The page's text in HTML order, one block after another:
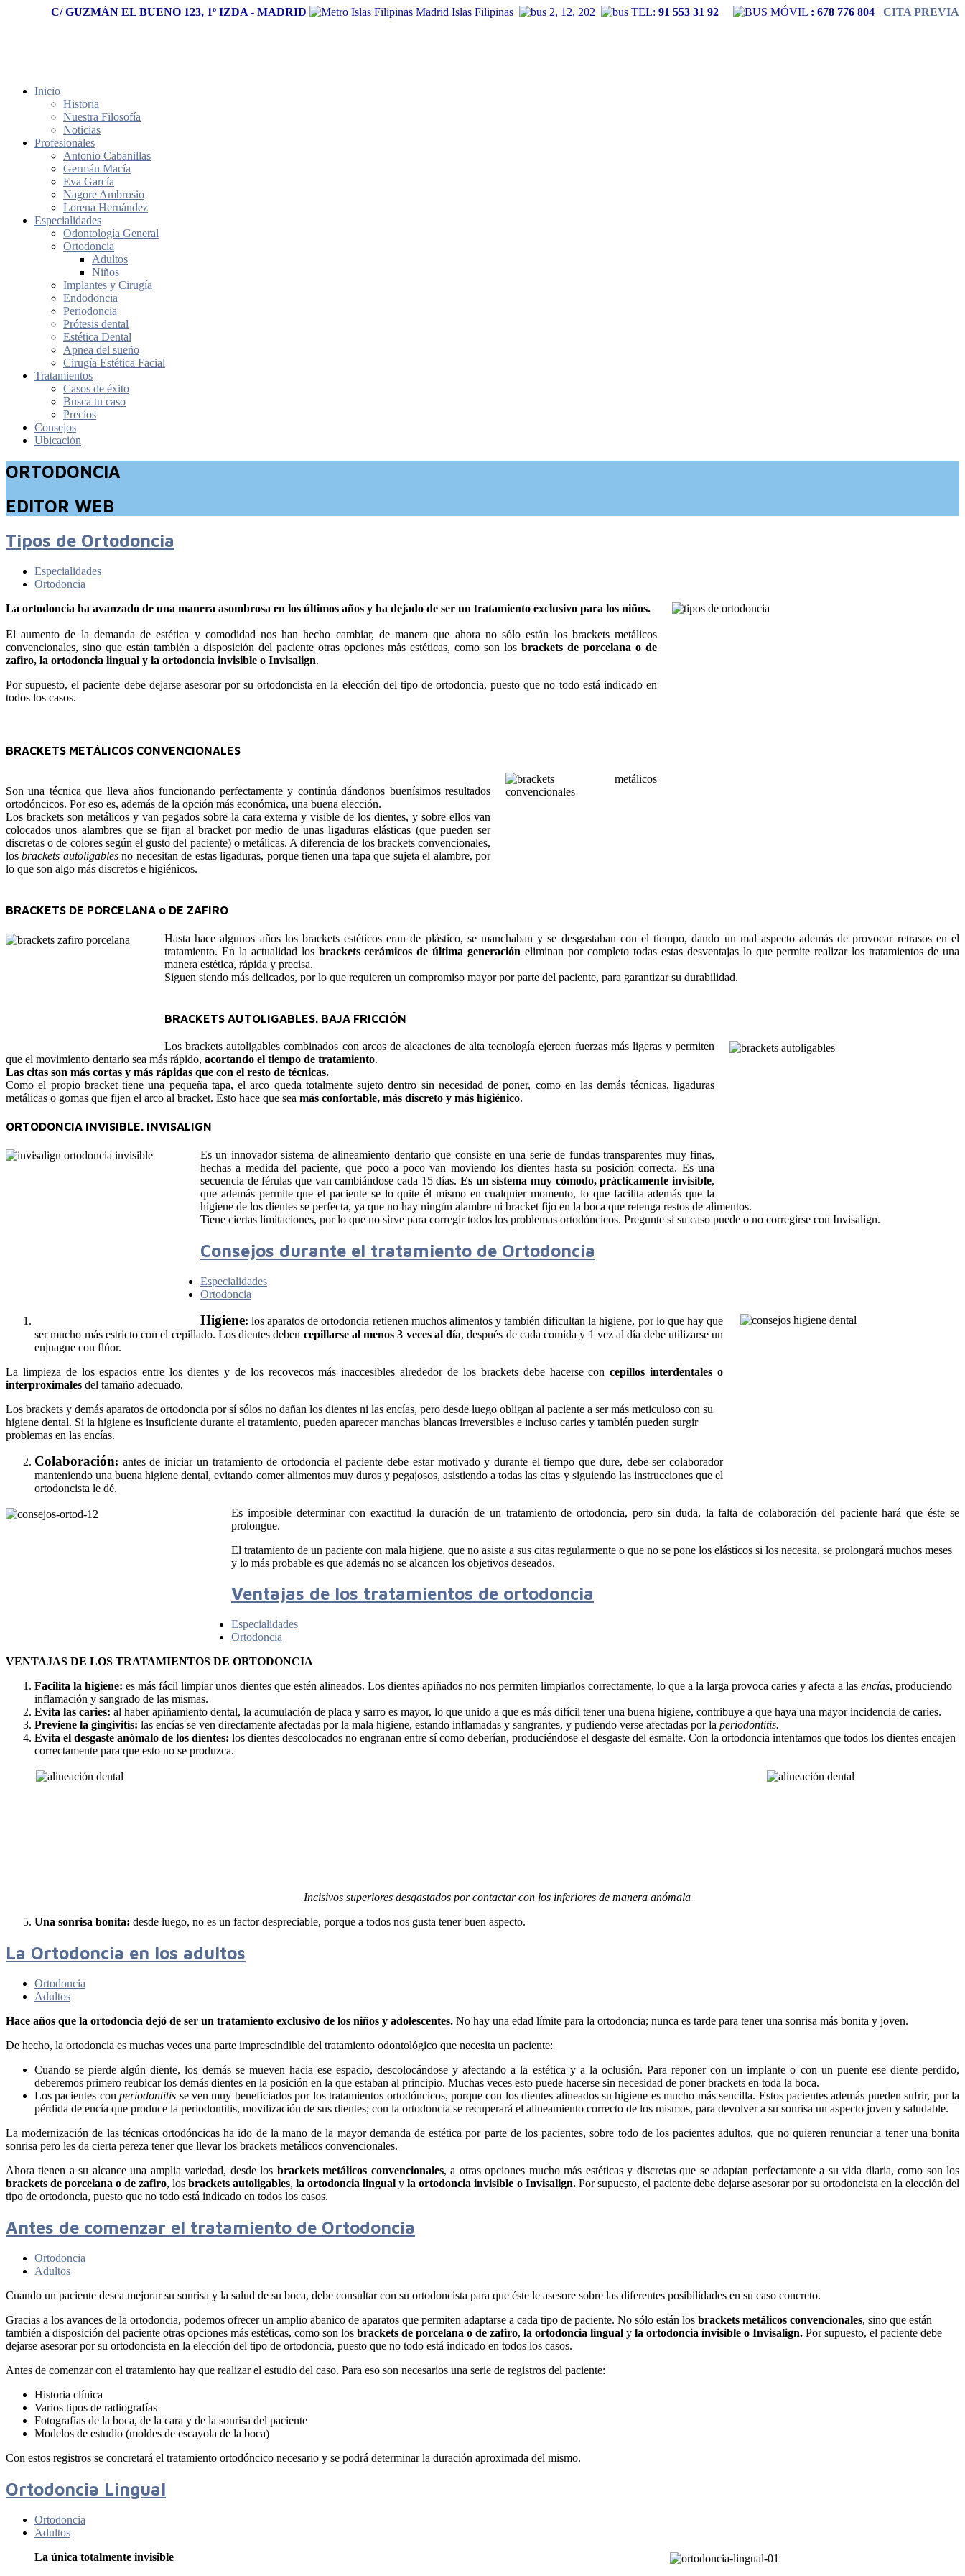
C/ GUZMÁN EL BUENO 123, 1º IZDA - MADRID Islas Filipinas 2, 12, 202 TEL: 91 553 31 92 MÓVIL : 678 776 804 CITA PREVIA
Inicio
Historia
Nuestra Filosofía
Noticias
Profesionales
Antonio Cabanillas
Germán Macía
Eva García
Nagore Ambrosio
Lorena Hernández
Especialidades
Odontología General
Ortodoncia
Adultos
Niños
Implantes y Cirugía
Endodoncia
Periodoncia
Prótesis dental
Estética Dental
Apnea del sueño
Cirugía Estética Facial
Tratamientos
Casos de éxito
Busca tu caso
Precios
Consejos
Ubicación
ORTODONCIA
EDITOR WEB
Tipos de Ortodoncia
Especialidades
Ortodoncia
La ortodoncia ha avanzado de una manera asombrosa en los últimos años y ha dejado de ser un tratamiento exclusivo para los niños.
El aumento de la demanda de estética y comodidad nos han hecho cambiar, de manera que ahora no sólo están los brackets metálicos
convencionales, sino que están también a disposición del paciente otras opciones más estéticas, como son losbrackets de porcelana o de
zafiro, la ortodoncia lingual y la ortodoncia invisible o Invisalign.
Por supuesto, el paciente debe dejarse asesorar por su ortodoncista en la elección del tipo de ortodoncia, puesto que no todo está indicado en
todos los casos.
BRACKETS METÁLICOS CONVENCIONALES
Son una técnica que lleva años funcionando perfectamente y continúa dándonos buenísimos resultados
ortodóncicos. Por eso es, además de la opción más económica, una buena elección.
Los brackets son metálicos y van pegados sobre la cara externa y visible de los dientes, y sobre ellos van
colocados unos alambres que se fijan al bracket por medio de unas ligaduras elásticas (que pueden ser
discretas o de colores según el gusto del paciente) o metálicas. A diferencia de los brackets convencionales,
losbrackets autoligablesno necesitan de estas ligaduras, porque tienen una tapa que sujeta el alambre, por
lo que son algo más discretos e higiénicos.
BRACKETS DE PORCELANA o DE ZAFIRO
Hasta hace algunos años los brackets estéticos eran de plástico, se manchaban y se desgastaban con el tiempo, dando un mal aspecto además de provocar retrasos en el
tratamiento. En la actualidad los brackets cerámicos de última generación eliminan por completo todas estas desventajas lo que permite realizar los tratamientos de una
manera estética, rápida y precisa.
Siguen siendo más delicados, por lo que requieren un compromiso mayor por parte del paciente, para garantizar su durabilidad.
BRACKETS AUTOLIGABLES. BAJA FRICCIÓN
Los brackets autoligables combinados con arcos de aleaciones de alta tecnología ejercen fuerzas más ligeras y permiten
que el movimiento dentario sea más rápido, acortando el tiempo de tratamiento.
Las citas son más cortas y más rápidas que con el resto de técnicas.
Como el propio bracket tiene una pequeña tapa, el arco queda totalmente sujeto dentro sin necesidad de poner, como en las demás técnicas, ligaduras
metálicas o gomas que fijen el arco al bracket. Esto hace que sea más confortable, más discreto y más higiénico.
ORTODONCIA INVISIBLE. INVISALIGN
Es un innovador sistema de alineamiento dentario que consiste en una serie de fundas transparentes muy finas,
hechas a medida del paciente, que poco a poco van moviendo los dientes hasta su posición correcta. Es una
secuencia de férulas que van cambiándose cada 15 días. Es un sistema muy cómodo, prácticamente invisible,
que además permite que el paciente se lo quite él mismo en cualquier momento, lo que facilita además que la
higiene de los dientes se perfecta, ya que no hay ningún alambre ni bracket fijo en la boca que retenga restos de alimentos.
Tiene ciertas limitaciones, por lo que no sirve para corregir todos los problemas ortodóncicos. Pregunte si su caso puede o no corregirse con Invisalign.
Consejos durante el tratamiento de Ortodoncia
Especialidades
Ortodoncia
Higiene: los aparatos de ortodoncia retienen muchos alimentos y también dificultan la higiene, por lo que hay que
ser mucho más estricto con el cepillado. Los dientes deben cepillarse al menos 3 veces al día, después de cada comida y 1 vez al día debe utilizarse un
enjuague con flúor.
La limpieza de los espacios entre los dientes y de los recovecos más inaccesibles alrededor de los brackets debe hacerse concepillos interdentales o
interproximales del tamaño adecuado.
Los brackets y demás aparatos de ortodoncia por sí sólos no dañan los dientes ni las encías, pero desde luego obligan al paciente a ser más meticuloso con su
higiene dental. Si la higiene es insuficiente durante el tratamiento, pueden aparecer manchas blancas irreversibles e incluso caries y también pueden surgir
problemas en las encías.
Colaboración: antes de iniciar un tratamiento de ortodoncia el paciente debe estar motivado y durante el tiempo que dure, debe ser colaborador
manteniendo una buena higiene dental, evitando comer alimentos muy duros y pegajosos, asistiendo a todas las citas y siguiendo las instrucciones que el
ortodoncista le dé.
Es imposible determinar con exactitud la duración de un tratamiento de ortodoncia, pero sin duda, la falta de colaboración del paciente hará que éste se
prolongue.
El tratamiento de un paciente con mala higiene, que no asiste a sus citas regularmente o que no se pone los elásticos si los necesita, se prolongará muchos meses
y lo más probable es que además no se alcancen los objetivos deseados.
Ventajas de los tratamientos de ortodoncia
Especialidades
Ortodoncia
VENTAJAS DE LOS TRATAMIENTOS DE ORTODONCIA
Facilita la higiene: es más fácil limpiar unos dientes que estén alineados. Los dientes apiñados no nos permiten limpiarlos correctamente, lo que a la larga provoca caries y afecta a las encías, produciendo
inflamación y sangrado de las mismas.
Evita las caries: al haber apiñamiento dental, la acumulación de placa y sarro es mayor, lo que unido a que es más difícil tener una buena higiene, contribuye a que haya una mayor incidencia de caries.
Previene la gingivitis: las encías se ven directamente afectadas por la mala higiene, estando inflamadas y sangrantes, y pudiendo verse afectadas por la periodontitis.
Evita el desgaste anómalo de los dientes: los dientes descolocados no engranan entre sí como deberían, produciéndose el desgaste del esmalte. Con la ortodoncia intentamos que todos los dientes encajen
correctamente para que esto no se produzca.
Incisivos superiores desgastados por contactar con los inferiores de manera anómala
Una sonrisa bonita: desde luego, no es un factor despreciable, porque a todos nos gusta tener buen aspecto.
La Ortodoncia en los adultos
Ortodoncia
Adultos
Hace años que la ortodoncia dejó de ser un tratamiento exclusivo de los niños y adolescentes. No hay una edad límite para la ortodoncia; nunca es tarde para tener una sonrisa más bonita y joven.
De hecho, la ortodoncia es muchas veces una parte imprescindible del tratamiento odontológico que necesita un paciente:
Cuando se pierde algún diente, los demás se mueven hacia ese espacio, descolocándose y afectando a la estética y a la oclusión. Para reponer con un implante o con un puente ese diente perdido,
deberemos primero reubicar los demás dientes en la posición en la que estaban al principio. Muchas veces esto puede hacerse sin necesidad de poner brackets en toda la boca.
Los pacientes conperiodontitis se ven muy beneficiados por los tratamientos ortodóncicos, porque con los dientes alineados su higiene es mucho más sencilla. Estos pacientes además pueden sufrir, por la
pérdida de encía que produce la periodontitis, movilización de sus dientes; con la ortodoncia se recuperará el alineamiento correcto de los mismos, para devolver a su sonrisa un aspecto joven y saludable.
La modernización de las técnicas ortodóncicas ha ido de la mano de la mayor demanda de estética por parte de los pacientes, sobre todo de los pacientes adultos, que no quieren renunciar a tener una bonita
sonrisa pero les da cierta pereza tener que llevar los brackets metálicos convencionales.
Ahora tienen a su alcance una amplia variedad, desde los brackets metálicos convencionales, a otras opciones mucho más estéticas y discretas que se adaptan perfectamente a su vida diaria, como son los
brackets de porcelana ode zafiro, losbrackets autoligables,la ortodoncia lingual y la ortodoncia invisible o Invisalign.Por supuesto, el paciente debe dejarse asesorar por su ortodoncista en la elección del
tipo de ortodoncia, puesto que no todo está indicado en todos los casos.
Antes de comenzar el tratamiento de Ortodoncia
Ortodoncia
Adultos
Cuando un paciente desea mejorar su sonrisa y la salud de su boca, debe consultar con su ortodoncista para que éste le asesore sobre las diferentes posibilidades en su caso concreto.
Gracias a los avances de la ortodoncia, podemos ofrecer un amplio abanico de aparatos que permiten adaptarse a cada tipo de paciente. No sólo están los brackets metálicos convencionales, sino que están
también a disposición del paciente otras opciones más estéticas, como son los brackets de porcelana o de zafiro, la ortodoncia lingual y la ortodoncia invisible o Invisalign. Por supuesto, el paciente debe
dejarse asesorar por su ortodoncista en la elección del tipo de ortodoncia, puesto que no todo está indicado en todos los casos.
Antes de comenzar con el tratamiento hay que realizar el estudio del caso. Para eso son necesarios una serie de registros del paciente:
Historia clínica
Varios tipos de radiografías
Fotografías de la boca, de la cara y de la sonrisa del paciente
Modelos de estudio (moldes de escayola de la boca)
Con estos registros se concretará el tratamiento ortodóncico necesario y se podrá determinar la duración aproximada del mismo.
Ortodoncia Lingual
Ortodoncia
Adultos
La única totalmente invisible